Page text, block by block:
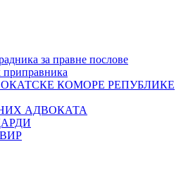
за правне послове
приправника
КОМОРЕ РЕПУБЛИКЕ
АДВОКАТА